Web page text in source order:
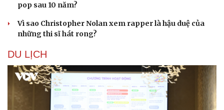
pop sau 10 năm?
Vì sao Christopher Nolan xem rapper là hậu duệ của
những thi sĩ hát rong?
DU LỊCH